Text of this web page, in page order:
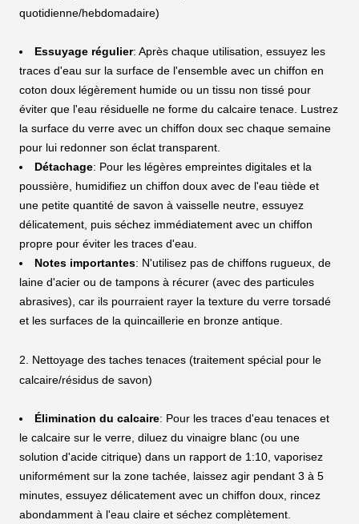
quotidienne/hebdomadaire)
Essuyage régulier: Après chaque utilisation, essuyez les
traces d'eau sur la surface de l'ensemble avec un chiffon en
coton doux légèrement humide ou un tissu non tissé pour
éviter que l'eau résiduelle ne forme du calcaire tenace. Lustrez
la surface du verre avec un chiffon doux sec chaque semaine
pour lui redonner son éclat transparent.
Détachage: Pour les légères empreintes digitales et la
poussière, humidifiez un chiffon doux avec de l'eau tiède et
une petite quantité de savon à vaisselle neutre, essuyez
délicatement, puis séchez immédiatement avec un chiffon
propre pour éviter les traces d'eau.
Notes importantes: N'utilisez pas de chiffons rugueux, de
laine d'acier ou de tampons à récurer (avec des particules
abrasives), car ils pourraient rayer la texture du verre torsadé
et les surfaces de la quincaillerie en bronze antique.
2. Nettoyage des taches tenaces (traitement spécial pour le
calcaire/résidus de savon)
Élimination du calcaire: Pour les traces d'eau tenaces et
le calcaire sur le verre, diluez du vinaigre blanc (ou une
solution d'acide citrique) dans un rapport de 1:10, vaporisez
uniformément sur la zone tachée, laissez agir pendant 3 à 5
minutes, essuyez délicatement avec un chiffon doux, rincez
abondamment à l'eau claire et séchez complètement.